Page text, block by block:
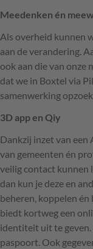
Meedenken én
Als overheid kunnen
aan de verandering.
ook aan die van onze
dat we in Boxtel via
samenwerking
3D app en Qiy
Dankzij inzet van
van gemeenten én
veilig contact kunnen
dan kun je deze en
beheren, koppelen
biedt kortweg een
identiteit uit te geven.
paspoort. Ook